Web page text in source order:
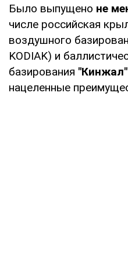
Было выпущено не
числе российская
воздушного
KODIAK) и
базирования "Кинжал"
нацеленные